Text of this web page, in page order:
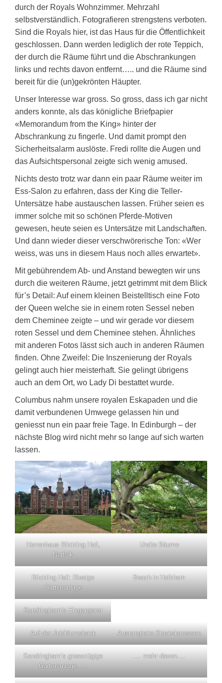
durch der Royals Wohnzimmer. Mehrzahl
selbstverständlich. Fotografieren strengstens verboten.
Sind die Royals hier, ist das Haus für die Öffentlichkeit
geschlossen. Dann werden lediglich der rote Teppich,
der durch die Räume führt und die Abschrankungen
links und rechts davon entfernt….. und die Räume sind
bereit für die (un)gekrönten Häupter.
Unser Interesse war gross. So gross, dass ich gar nicht
anders konnte, als das königliche Briefpapier
«Memorandum from the King» hinter der
Abschrankung zu fingerle. Und damit prompt den
Sicherheitsalarm auslöste. Fredi rollte die Augen und
das Aufsichtspersonal zeigte sich wenig amused.
Nichts desto trotz war dann ein paar Räume weiter im
Ess-Salon zu erfahren, dass der King die Teller-
Untersätze habe austauschen lassen. Früher seien es
immer solche mit so schönen Pferde-Motiven
gewesen, heute seien es Untersätze mit Landschaften.
Und dann wieder dieser verschwörerische Ton: «Wer
weiss, was uns in diesem Haus noch alles erwartet».
Mit gebührendem Ab- und Anstand bewegten wir uns
durch die weiteren Räume, jetzt getrimmt mit dem Blick
für’s Detail: Auf einem kleinen Beistelltisch eine Foto
der Queen welche sie in einem roten Sessel neben
dem Cheminee zeigte – und wir gerade vor diesem
roten Sessel und dem Cheminee stehen. Ähnliches
mit anderen Fotos lässt sich auch in anderen Räumen
finden. Ohne Zweifel: Die Inszenierung der Royals
gelingt auch hier meisterhaft. Sie gelingt übrigens
auch an dem Ort, wo Lady Di bestattet wurde.
Columbus nahm unsere royalen Eskapaden und die
damit verbundenen Umwege gelassen hin und
geniesst nun ein paar freie Tage. In Edinburgh – der
nächste Blog wird nicht mehr so lange auf sich warten
lassen.
Herrenhaus Blickling Hall,
Norfolk
Uralte Bäume
Blickling Hall: Riesige
Gartenanlage
Beach in Holkham
Sandringham’s Eingangstor
Auf der Jubiläumsbank Ausrangierte Staatskarossen
Sandringham’s grosszügige
Gartenanlage…..
…. mehr davon….